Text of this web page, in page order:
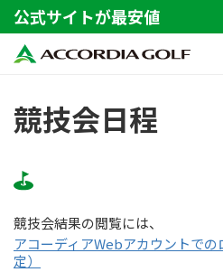
公式サイトが最安値
競技会日程
競技会結果の閲覧には、
アコーディアWebアカウントで
定）